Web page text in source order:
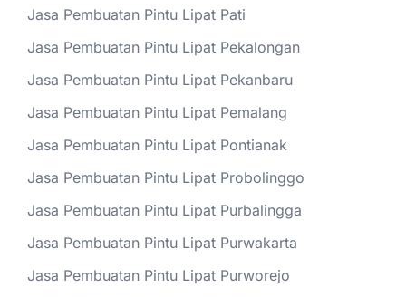
Jasa Pembuatan Pintu Lipat Pati
Jasa Pembuatan Pintu Lipat Pekalongan
Jasa Pembuatan Pintu Lipat Pekanbaru
Jasa Pembuatan Pintu Lipat Pemalang
Jasa Pembuatan Pintu Lipat Pontianak
Jasa Pembuatan Pintu Lipat Probolinggo
Jasa Pembuatan Pintu Lipat Purbalingga
Jasa Pembuatan Pintu Lipat Purwakarta
Jasa Pembuatan Pintu Lipat Purworejo